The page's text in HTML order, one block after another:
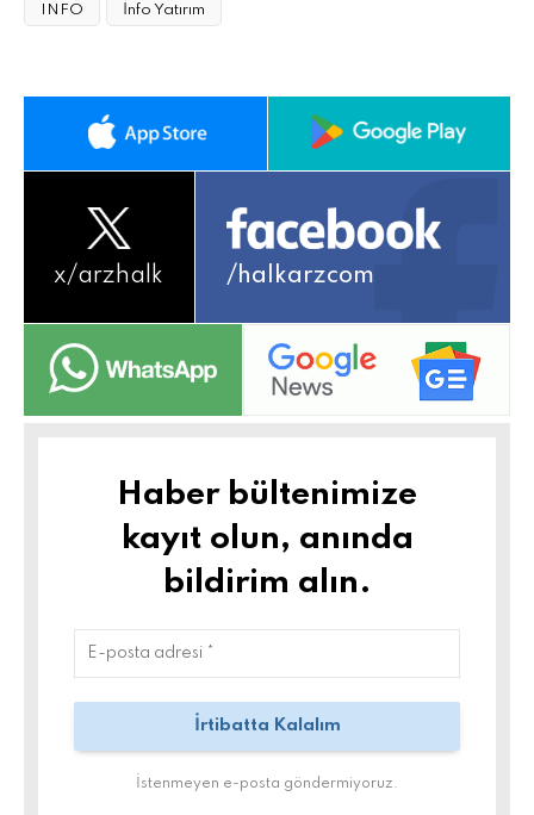
INFO İnfo Yatırım
x/arzhalk /halkarzcom
Haber bültenimize
kayıt olun, anında
bildirim alın.
İstenmeyen e-posta göndermiyoruz.